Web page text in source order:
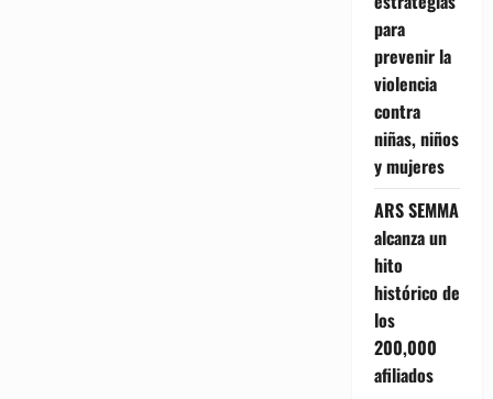
para
prevenir la
violencia
contra
niñas, niños
y mujeres
ARS SEMMA
alcanza un
hito
histórico de
los
200,000
afiliados